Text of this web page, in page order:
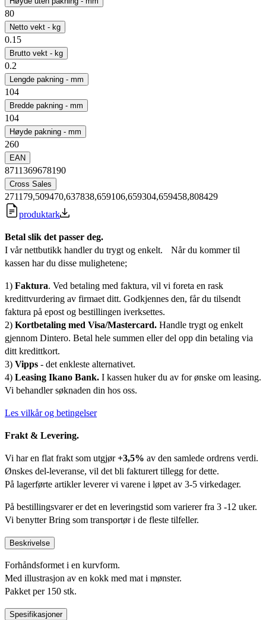
80
Netto vekt - kg
0.15
Brutto vekt - kg
0.2
Lengde pakning - mm
104
Bredde pakning - mm
104
Høyde pakning - mm
260
EAN
8711369678190
Cross Sales
271179,509470,637838,659106,659304,659458,808429
produktark
Betal slik det passer deg.
I vår nettbutikk handler du trygt og enkelt. Når du kommer til
kassen har du disse mulighetene;
1) Faktura. Ved betaling med faktura, vil vi foreta en rask
kredittvurdering av firmaet ditt. Godkjennes den, får du tilsendt
faktura på epost og bestillingen iverksettes.
2) Kortbetaling med Visa/Mastercard. Handle trygt og enkelt
gjennom Dintero. Betal hele summen eller del opp din betaling via
ditt kredittkort.
3) Vipps - det enkleste alternativet.
4) Leasing Ikano Bank. I kassen huker du av for ønske om leasing.
Vi behandler søknaden din hos oss.
Les vilkår og betingelser
Frakt & Levering.
Vi har en flat frakt som utgjør+3,5% av den samlede ordrens verdi.
Ønskes del-leveranse, vil det bli fakturert tillegg for dette.
På lagerførte artikler leverer vi varene i løpet av 3-5 virkedager.
På bestillingsvarer er det en leveringstid som varierer fra 3 -12 uker.
Vi benytter Bring som transportør i de fleste tilfeller.
Beskrivelse
Forhåndsformet i en kurvform.
Med illustrasjon av en kokk med mat i mønster.
Pakket per 150 stk.
Spesifikasjoner